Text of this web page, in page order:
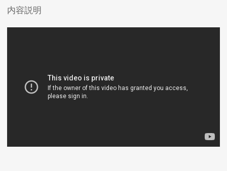
内容説明